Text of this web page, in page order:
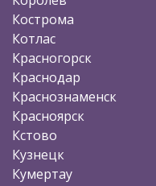
Кострома
Котлас
Красногорск
Краснодар
Краснознаменск
Красноярск
Кстово
Кузнецк
Кумертау